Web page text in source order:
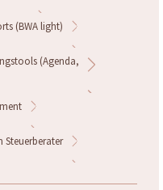
(BWA light)
(Agenda,
Steuerberater